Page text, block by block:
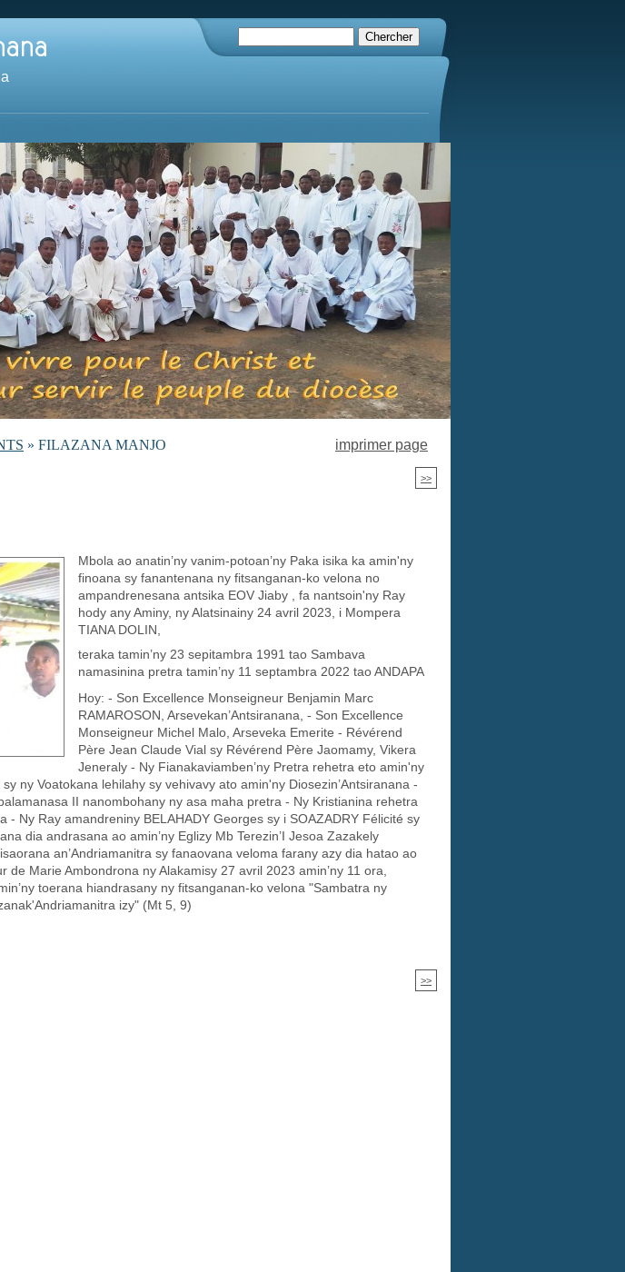
» FILAZANA MANJO imprimer page
>>
Mbola ao anatin’ny vanim-potoan’ny Paka isika ka amin'ny
finoana sy fanantenana ny fitsanganan-ko velona no
ampandrenesana antsika EOV Jiaby , fa nantsoin'ny Ray
hody any Aminy, ny Alatsinainy 24 avril 2023, i Mompera
TIANA DOLIN,
teraka tamin’ny 23 sepitambra 1991 tao Sambava
namasinina pretra tamin’ny 11 septambra 2022 tao ANDAPA
Hoy: - Son Excellence Monseigneur Benjamin Marc
RAMAROSON, Arsevekan’Antsiranana, - Son Excellence
Monseigneur Michel Malo, Arseveka Emerite - Révérend
Père Jean Claude Vial sy Révérend Père Jaomamy, Vikera
Jeneraly - Ny Fianakaviamben’ny Pretra rehetra eto amin'ny
ny Voatokana lehilahy sy vehivavy ato amin'ny Diosezin’Antsiranana -
II nanombohany ny asa maha pretra - Ny Kristianina rehetra
- Ny Ray amandreniny BELAHADY Georges sy i SOAZADRY Félicité sy
dia andrasana ao amin’ny Eglizy Mb Terezin’I Jesoa Zazakely
an’Andriamanitra sy fanaovana veloma farany azy dia hatao ao
de Marie Ambondrona ny Alakamisy 27 avril 2023 amin’ny 11 ora,
toerana hiandrasany ny fitsanganan-ko velona "Sambatra ny
izy" (Mt 5, 9)
>>